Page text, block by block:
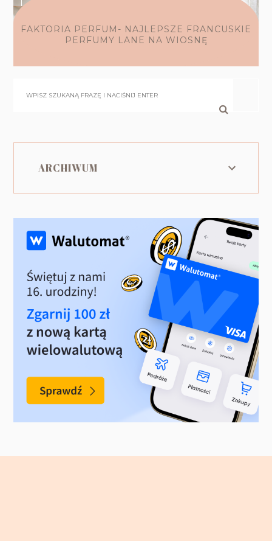
FAKTORIA PERFUM- NAJLEPSZE FRANCUSKIE
PERFUMY LANE NA WIOSNĘ
ARCHIWUM